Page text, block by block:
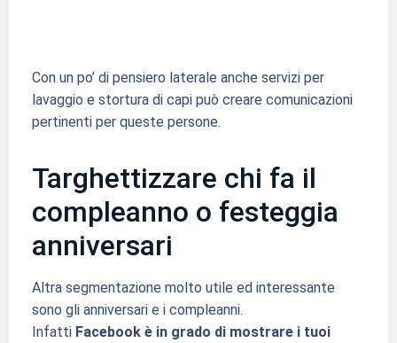
Con un po’ di pensiero laterale anche servizi per
lavaggio e stortura di capi può creare comunicazioni
pertinenti per queste persone.
Targhettizzare chi fa il
compleanno o festeggia
anniversari
Altra segmentazione molto utile ed interessante
sono gli anniversari e i compleanni.
Infatti Facebook è in grado di mostrare i tuoi